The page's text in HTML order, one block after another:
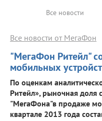
Все новости
"МегаФон Ритейл"
мобильных
Все новости от МегаФон
По оценкам
Ритейл», рыночная доля
"МегаФона"в продаже
квартале 2013 года